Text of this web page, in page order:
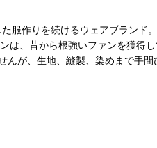
服作りを続けるウェアブランド
は、昔から根強いファンを獲得し
が、生地、縫製、染めまで手